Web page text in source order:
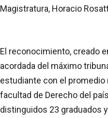
Magistratura, Horacio
El reconocimiento, creado
acordada del máximo
estudiante con el promedio
facultad de Derecho del
distinguidos 23 graduados